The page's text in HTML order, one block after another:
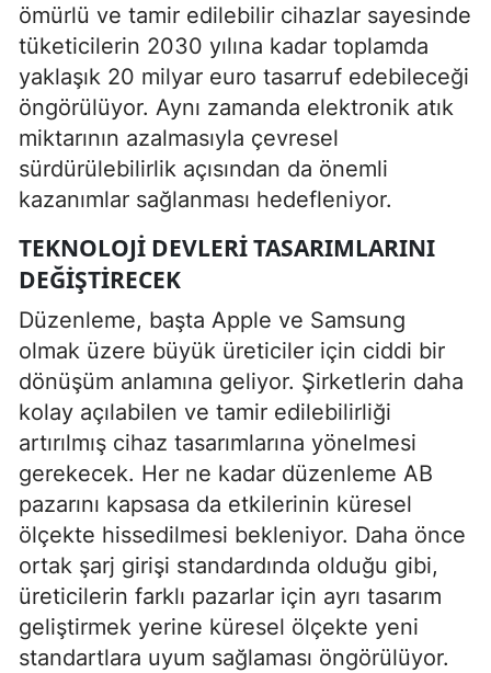
ömürlü ve tamir edilebilir cihazlar sayesinde
tüketicilerin 2030 yılına kadar toplamda
yaklaşık 20 milyar euro tasarruf edebileceği
öngörülüyor. Aynı zamanda elektronik atık
miktarının azalmasıyla çevresel
sürdürülebilirlik açısından da önemli
kazanımlar sağlanması hedefleniyor.
TEKNOLOJI DEVLERI TASARIMLARINI
DEĞIŞTIRECEK
Düzenleme, başta Apple ve Samsung
olmak üzere büyük üreticiler için ciddi bir
dönüşüm anlamına geliyor. Şirketlerin daha
kolay açılabilen ve tamir edilebilirliği
artırılmış cihaz tasarımlarına yönelmesi
gerekecek. Her ne kadar düzenleme AB
pazarını kapsasa da etkilerinin küresel
ölçekte hissedilmesi bekleniyor. Daha önce
ortak şarj girişi standardında olduğu gibi,
üreticilerin farklı pazarlar için ayrı tasarım
geliştirmek yerine küresel ölçekte yeni
standartlara uyum sağlaması öngörülüyor.